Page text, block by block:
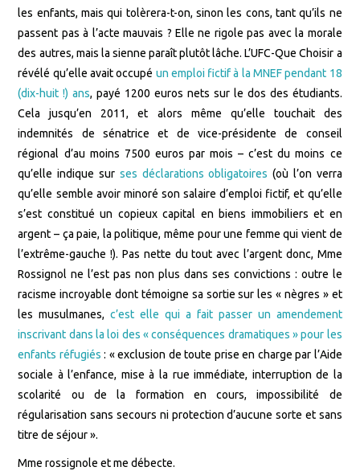
les enfants, mais qui tolèrera-t-on, sinon les cons, tant qu’ils ne
passent pas à l’acte mauvais ? Elle ne rigole pas avec la morale
des autres, mais la sienne paraît plutôt lâche. L’UFC-Que Choisir a
révélé qu’elle avait occupé un emploi fictif à la MNEF pendant 18
(dix-huit !) ans, payé 1200 euros nets sur le dos des étudiants.
Cela jusqu’en 2011, et alors même qu’elle touchait des
indemnités de sénatrice et de vice-présidente de conseil
régional d’au moins 7500 euros par mois – c’est du moins ce
qu’elle indique sur ses déclarations obligatoires (où l’on verra
qu’elle semble avoir minoré son salaire d’emploi fictif, et qu’elle
s’est constitué un copieux capital en biens immobiliers et en
argent – ça paie, la politique, même pour une femme qui vient de
l’extrême-gauche !). Pas nette du tout avec l’argent donc, Mme
Rossignol ne l’est pas non plus dans ses convictions : outre le
racisme incroyable dont témoigne sa sortie sur les « nègres » et
les musulmanes,c’est elle qui a fait passer un amendement
inscrivant dans la loi des « conséquences dramatiques » pour les
enfants réfugiés : « exclusion de toute prise en charge par l’Aide
sociale à l’enfance, mise à la rue immédiate, interruption de la
scolarité ou de la formation en cours, impossibilité de
régularisation sans secours ni protection d’aucune sorte et sans
titre de séjour ».
Mme rossignole et me débecte.